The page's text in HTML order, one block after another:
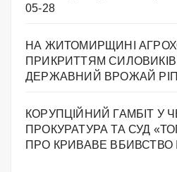
05-28
НА ЖИТОМИРЩИНІ
ПРИКРИТТЯМ
ДЕРЖАВНИЙ ВРОЖАЙ
КОРУПЦІЙНИЙ ГАМБІТ У
ПРОКУРАТУРА ТА СУД
ПРО КРИВАВЕ ВБИВСТВО